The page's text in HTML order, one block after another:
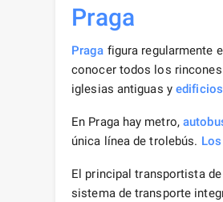
Praga
Praga figura regularmente
conocer todos los rincones
iglesias antiguas y edificios
En Praga hay metro,
única línea de trolebús.
El principal transportista
sistema de transporte